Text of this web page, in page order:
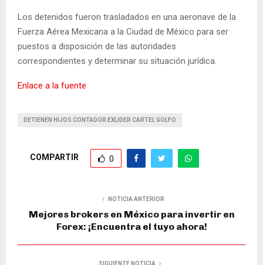
Los detenidos fueron trasladados en una aeronave de la
Fuerza Aérea Mexicana a la Ciudad de México para ser
puestos a disposición de las autoridades
correspondientes y determinar su situación jurídica.
Enlace a la fuente
DETIENEN HIJOS CONTADOR EXLIDER CARTEL GOLFO
COMPARTIR 0
NOTICIA ANTERIOR
Mejores brokers en México para invertir en
Forex: ¡Encuentra el tuyo ahora!
SIGUIENTE NOTICIA